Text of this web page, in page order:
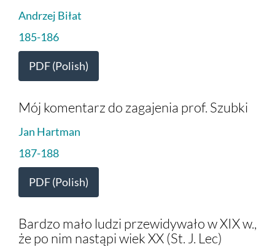
Andrzej Biłat
185-186
PDF (Polish)
Mój komentarz do zagajenia prof. Szubki
Jan Hartman
187-188
PDF (Polish)
Bardzo mało ludzi przewidywało w XIX w.,
że po nim nastąpi wiek XX (St. J. Lec)